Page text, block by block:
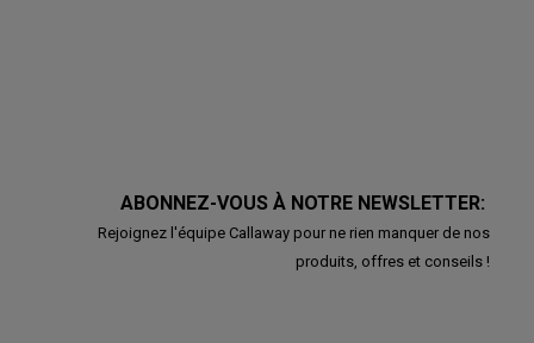
ABONNEZ-VOUS À NOTRE NEWSLETTER:
Rejoignez l'équipe Callaway pour ne rien manquer de nos
produits, offres et conseils !